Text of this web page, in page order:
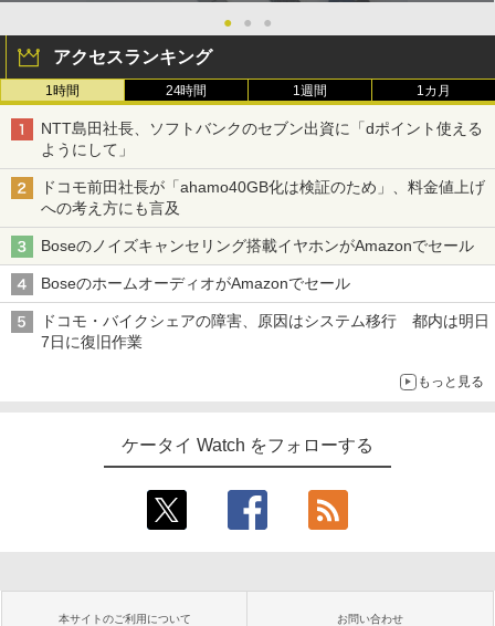
● ● ●
アクセスランキング
1時間 24時間 1週間 1カ月
NTT島田社長、ソフトバンクのセブン出資に「dポイント使える
ようにして」
ドコモ前田社長が「ahamo40GB化は検証のため」、料金値上げ
への考え方にも言及
Boseのノイズキャンセリング搭載イヤホンがAmazonでセール
BoseのホームオーディオがAmazonでセール
ドコモ・バイクシェアの障害、原因はシステム移行 都内は明日
7日に復旧作業
もっと見る
ケータイ Watch をフォローする
本サイトのご利用について お問い合わせ